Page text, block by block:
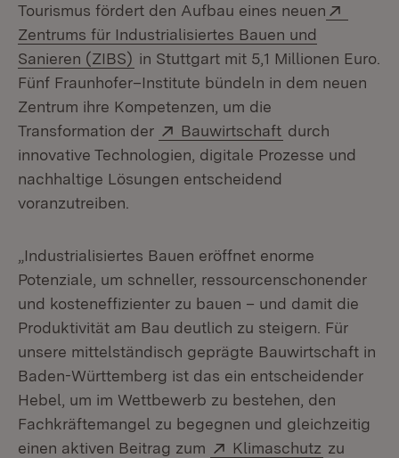
Tourismus fördert den Aufbau eines neuen
Zentrums für Industrialisiertes Bauen und
Sanieren (ZIBS) (Öffnet in neuem Fenster)
in Stuttgart mit 5,1 Millionen Euro.
Fünf Fraunhofer–Institute bündeln in dem neuen
Zentrum ihre Kompetenzen, um die
Transformation der
Extern:
Bauwirtschaft (Öffnet in
durch
innovative Technologien, digitale Prozesse und
nachhaltige Lösungen entscheidend
voranzutreiben.
„Industrialisiertes Bauen eröffnet enorme
Potenziale, um schneller, ressourcenschonender
und kosteneffizienter zu bauen – und damit die
Produktivität am Bau deutlich zu steigern. Für
unsere mittelständisch geprägte Bauwirtschaft in
Baden-Württemberg ist das ein entscheidender
Hebel, um im Wettbewerb zu bestehen, den
Fachkräftemangel zu begegnen und gleichzeitig
einen aktiven Beitrag zum
Extern:
Klimaschutz (Öffnet in
zu